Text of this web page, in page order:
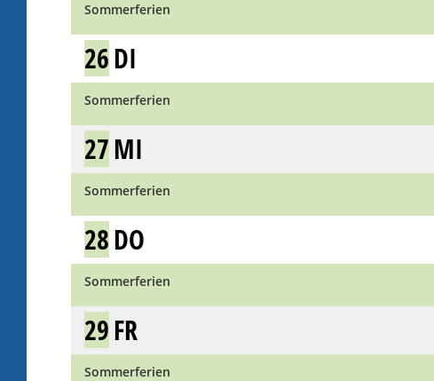
Sommerferien
26DI
Sommerferien
27MI
Sommerferien
28DO
Sommerferien
29FR
Sommerferien